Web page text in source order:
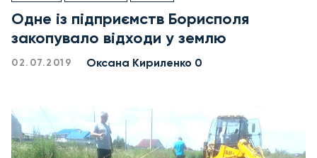
Одне із підприємств Борисполя
закопувало відходи у землю
02.07.2019 Оксана Кириленко 0